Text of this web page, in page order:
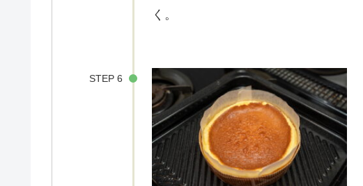
く。
STEP 6